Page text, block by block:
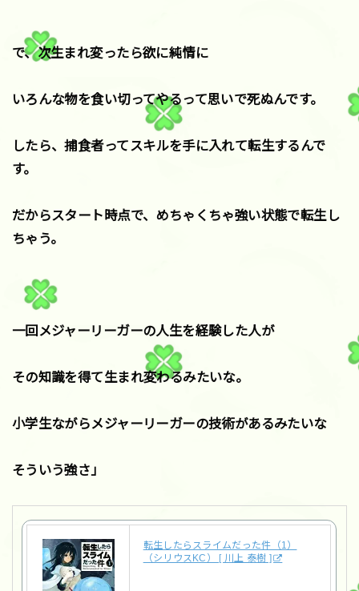
で、次生まれ変ったら欲に純情に
いろんな物を食い切ってやるって思いで死ぬんです。
したら、捕食者ってスキルを手に入れて転生するんで
す。
だからスタート時点で、めちゃくちゃ強い状態で転生し
ちゃう。
一回メジャーリーガーの人生を経験した人が
その知識を得て生まれ変わるみたいな。
小学生ながらメジャーリーガーの技術があるみたいな
そういう強さ」
転生したらスライムだった件（1）
（シリウスKC） [ 川上 泰樹 ]